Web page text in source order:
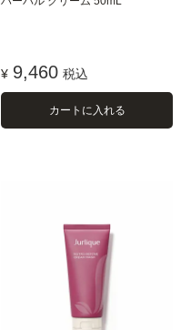
¥ 9,460 税込
カートに入れる